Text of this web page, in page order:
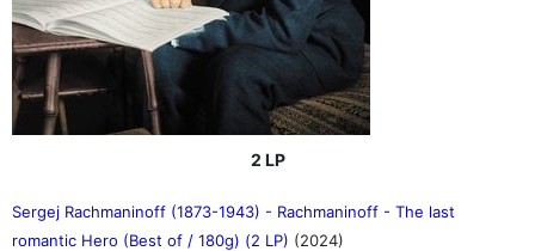
2 LP
Sergej Rachmaninoff (1873-1943) - Rachmaninoff - The last
romantic Hero (Best of / 180g) (2 LP) (2024)